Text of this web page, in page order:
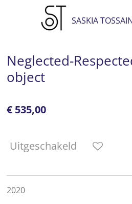
hoofdinhoud
SASKIA
Neglected-
object
€ 535,00
Uitgeschakeld
2020